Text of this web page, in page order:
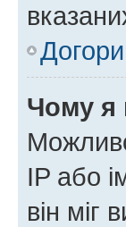
Догори
Чому я
IP або
він міг